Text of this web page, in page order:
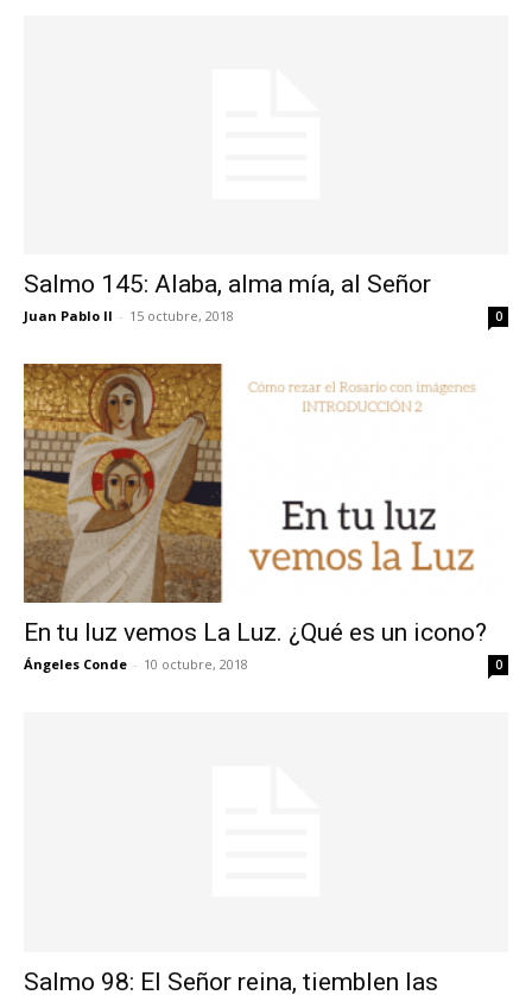
Salmo 145: Alaba, alma mía, al Señor
Juan Pablo II - 15 octubre, 2018 0
En tu luz vemos La Luz. ¿Qué es un icono?
Ángeles Conde - 10 octubre, 2018 0
Salmo 98: El Señor reina, tiemblen las